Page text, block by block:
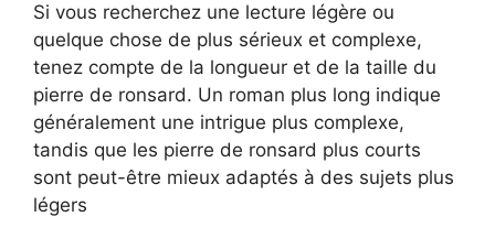
Si vous recherchez une lecture légère ou
quelque chose de plus sérieux et complexe,
tenez compte de la longueur et de la taille du
pierre de ronsard. Un roman plus long indique
généralement une intrigue plus complexe,
tandis que les pierre de ronsard plus courts
sont peut-être mieux adaptés à des sujets plus
légers